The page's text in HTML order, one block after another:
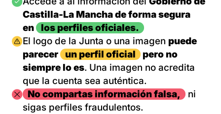
Castilla-La Mancha de forma segura
en
los perfiles oficiales.
Imagen
El logo de la Junta o una imagen puede
parecer
un perfil oficial
pero no
siempre lo es. Una imagen no acredita
que la cuenta sea auténtica.
ImagenNo compartas información falsa,
ni
sigas perfiles fraudulentos.